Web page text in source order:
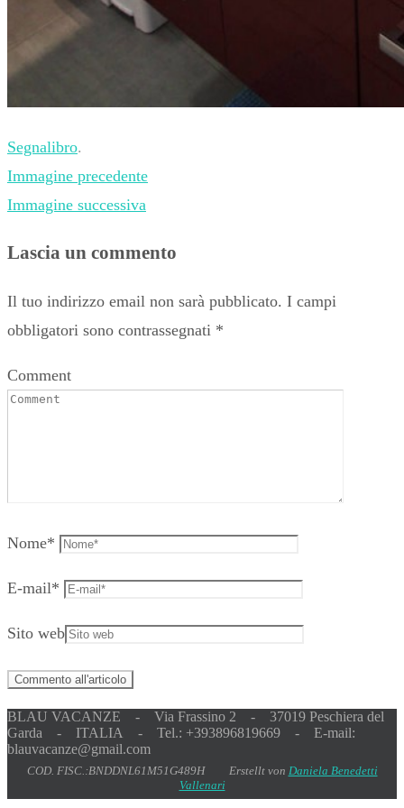
Segnalibro.
Immagine precedente
Immagine successiva
Lascia un commento
Il tuo indirizzo email non sarà pubblicato. I campi
obbligatori sono contrassegnati *
Comment
Nome*
E-mail*
Sito web
BLAU VACANZE - Via Frassino 2 - 37019 Peschiera del
Garda - ITALIA - Tel.: +393896819669 - E-mail:
blauvacanze@gmail.com
COD. FISC.:BNDDNL61M51G489H Erstellt von Daniela Benedetti
Vallenari